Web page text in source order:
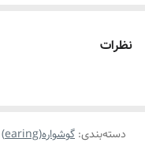
نظرات
دسته‌بندی: گوشواره(earing)